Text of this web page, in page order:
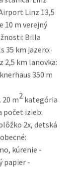
Linz 13,5
10 m verejný
Billa
35 km jazero:
2,5 km lanovka:
350 m
20 m2 kategória
počet izieb:
2x, detská
kúrenie -
papier -